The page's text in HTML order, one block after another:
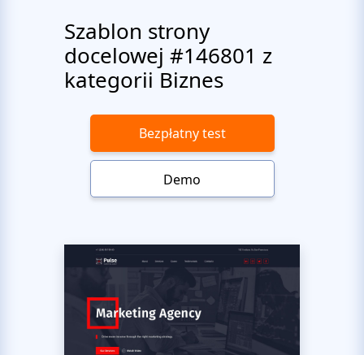
Szablon strony
docelowej #146801 z
kategorii Biznes
Bezpłatny test
Demo